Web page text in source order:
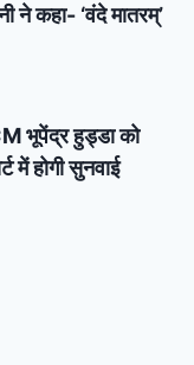
ने कहा- ‘वंदे मातरम्’
भूपेंद्र हुड्डा को
में होगी सुनवाई